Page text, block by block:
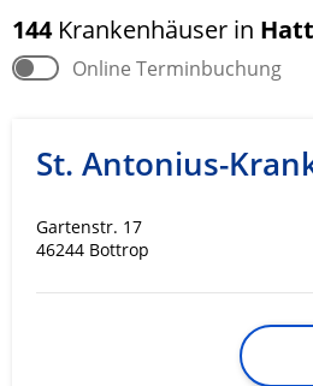
144 Krankenhäuser in
Online Terminbuchung
St. Antonius-
Gartenstr. 17
46244 Bottrop